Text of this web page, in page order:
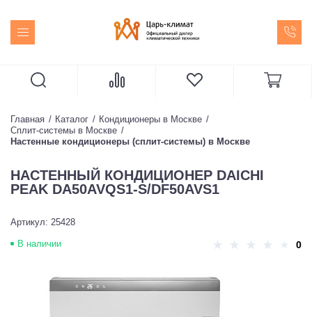
Главная Каталог
Кондиционеры в Москве
Сплит-системы в Москве
Настенные кондиционеры (сплит-системы) в Москве
НАСТЕННЫЙ КОНДИЦИОНЕР DAICHI
PEAK DA50AVQS1-S/DF50AVS1
Артикул: 25428
В наличии 0